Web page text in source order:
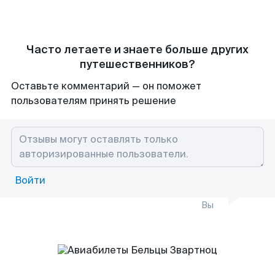
Часто летаете и знаете больше других
путешественников?
Оставьте комментарий — он поможет
пользователям принять решение
Войти
Вы